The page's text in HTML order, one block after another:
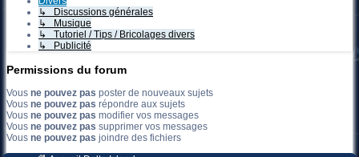
↳ Discussions générales
↳ Musique
↳ Tutoriel / Tips / Bricolages divers
↳ Publicité
Permissions du forum
Vous ne pouvez pas poster de nouveaux sujets
Vous ne pouvez pas répondre aux sujets
Vous ne pouvez pas modifier vos messages
Vous ne pouvez pas supprimer vos messages
Vous ne pouvez pas joindre des fichiers